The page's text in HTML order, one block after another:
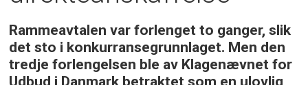
Rammeavtalen var forlenget to ganger, slik
det sto i konkurransegrunnlaget. Men den
tredje forlengelsen ble av Klagenævnet for
Udbud i Danmark betraktet som en ulovlig